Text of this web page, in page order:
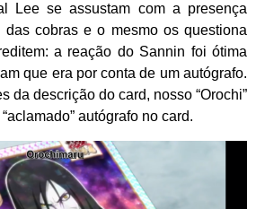
Lee se assustam com a presença
das cobras e o mesmo os questiona
a reação do Sannin foi ótima
que era por conta de um autógrafo.
da descrição do card, nosso “Orochi”
autógrafo no card.